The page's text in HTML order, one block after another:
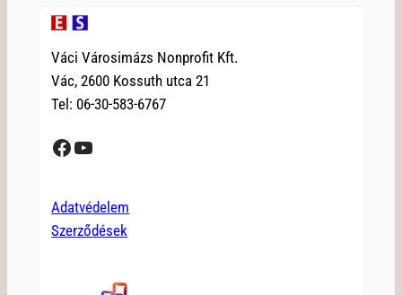
Váci Városimázs Nonprofit Kft.
Vác, 2600 Kossuth utca 21
Tel: 06-30-583-6767
Facebook YouTube
Adatvédelem
Szerződések